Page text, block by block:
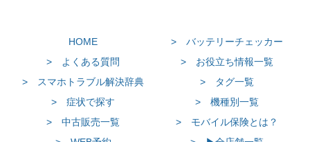
HOME
> バッテリーチェッカー
> よくある質問
> お役立ち情報一覧
> スマホトラブル解決辞典
> タグ一覧
> 症状で探す
> 機種別一覧
> 中古販売一覧
> モバイル保険とは？